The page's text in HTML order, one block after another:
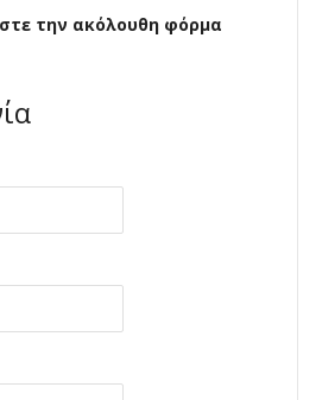
την ακόλουθη φόρμα